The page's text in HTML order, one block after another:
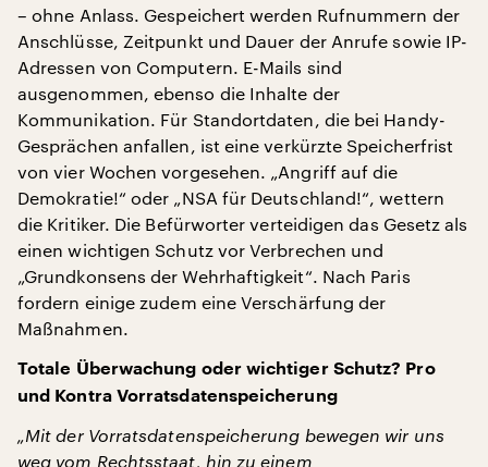
– ohne Anlass. Gespeichert werden Rufnummern der
Anschlüsse, Zeitpunkt und Dauer der Anrufe sowie IP-
Adressen von Computern. E-Mails sind
ausgenommen, ebenso die Inhalte der
Kommunikation. Für Standortdaten, die bei Handy-
Gesprächen anfallen, ist eine verkürzte Speicherfrist
von vier Wochen vorgesehen. „Angriff auf die
Demokratie!“ oder „NSA für Deutschland!“, wettern
die Kritiker. Die Befürworter verteidigen das Gesetz als
einen wichtigen Schutz vor Verbrechen und
„Grundkonsens der Wehrhaftigkeit“. Nach Paris
fordern einige zudem eine Verschärfung der
Maßnahmen.
Totale Überwachung oder wichtiger Schutz? Pro
und Kontra Vorratsdatenspeicherung
„Mit der Vorratsdatenspeicherung bewegen wir uns
weg vom Rechtsstaat, hin zu einem